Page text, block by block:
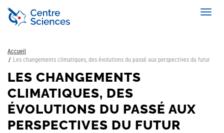
Aller
contenu
Accueil
Les changements climatiques, des évolutions du passé aux perspectives du futur
LES CHANGEMENTS
CLIMATIQUES, DES
ÉVOLUTIONS DU PASSÉ AUX
PERSPECTIVES DU FUTUR